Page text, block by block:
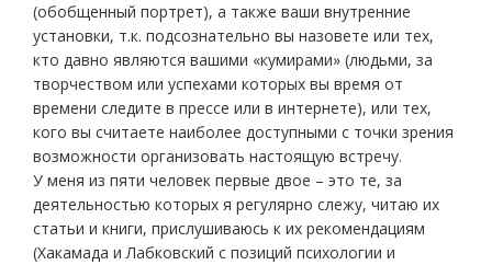
(обобщенный портрет), а также ваши внутренние
установки, т.к. подсознательно вы назовете или тех,
кто давно являются вашими «кумирами» (людьми, за
творчеством или успехами которых вы время от
времени следите в прессе или в интернете), или тех,
кого вы считаете наиболее доступными с точки зрения
возможности организовать настоящую встречу.
У меня из пяти человек первые двое – это те, за
деятельностью которых я регулярно слежу, читаю их
статьи и книги, прислушиваюсь к их рекомендациям
(Хакамада и Лабковский с позиций психологии и